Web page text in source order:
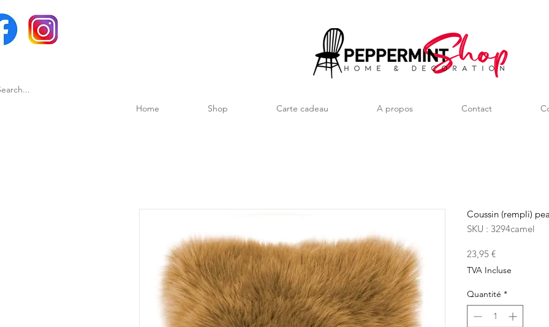
Home Shop Carte cadeau A propos Contact
Coussin (rempli)
SKU : 3294camel
23,95 €Prix
TVA Incluse
Quantité *